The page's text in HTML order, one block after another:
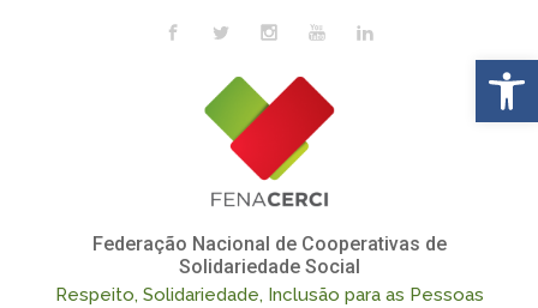
Skip to main content
Federação Nacional de Cooperativas de
Solidariedade Social
Respeito, Solidariedade, Inclusão para as Pessoas